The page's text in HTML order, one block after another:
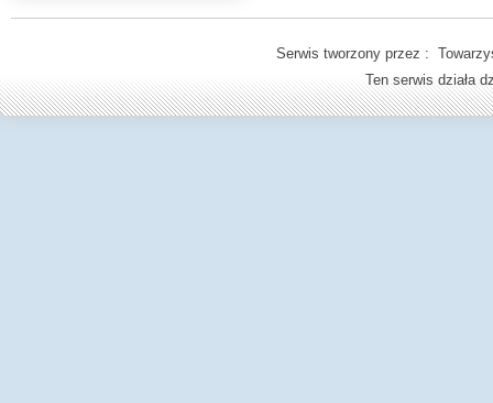
Serwis tworzony przez :
Ten serwis działa